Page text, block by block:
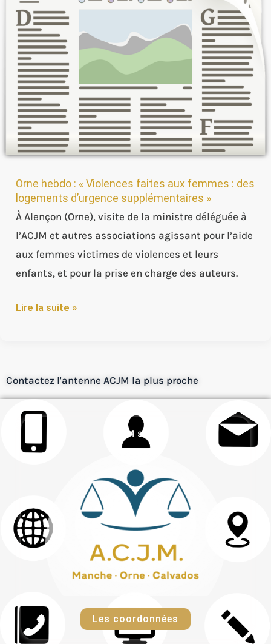
Orne hebdo : « Violences faites aux femmes : des
logements d’urgence supplémentaires »
À Alençon (Orne), visite de la ministre déléguée à
l’ACJM et autres associations agissant pour l’aide
aux femmes victimes de violences et leurs
enfants, et pour la prise en charge des auteurs.
faites
aux
femmes
des
logements
d’urgence
supplémentaires »
Lire la suite »
Contactez l'antenne ACJM la plus proche
ACJM siège
Les coordonnées